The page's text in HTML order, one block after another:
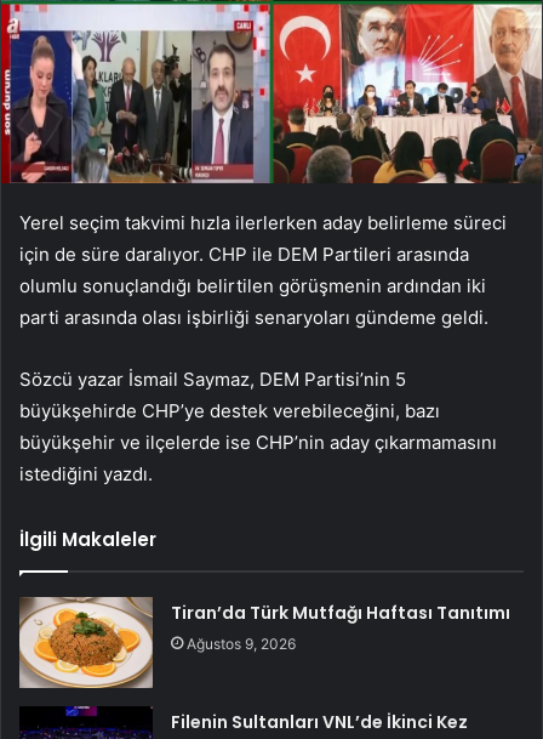
Yerel seçim takvimi hızla ilerlerken aday belirleme süreci
için de süre daralıyor. CHP ile DEM Partileri arasında
olumlu sonuçlandığı belirtilen görüşmenin ardından iki
parti arasında olası işbirliği senaryoları gündeme geldi.
Sözcü yazar İsmail Saymaz, DEM Partisi’nin 5
büyükşehirde CHP’ye destek verebileceğini, bazı
büyükşehir ve ilçelerde ise CHP’nin aday çıkarmamasını
istediğini yazdı.
İlgili Makaleler
Tiran’da Türk Mutfağı Haftası Tanıtımı
Ağustos 9, 2026
Filenin Sultanları VNL’de İkinci Kez